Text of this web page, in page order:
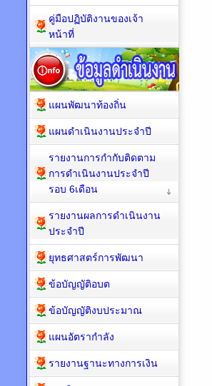
คู่มือปฏิบัติงานของเจ้า
หน้าที่
แผนพัฒนาท้องถิ่น
แผนดำเนินงานประจำปี
รายงานการกำกับติดตาม
การดำเนินงานประจำปี
รอบ 6เดือน
รายงานผลการดำเนินงาน
ประจำปี
ยุทธศาสตร์การพัฒนา
ข้อบัญญัติอบต
ข้อบัญญัติงบประมาณ
แผนอัตรากำลัง
รายงานฐานะทางการเงิน